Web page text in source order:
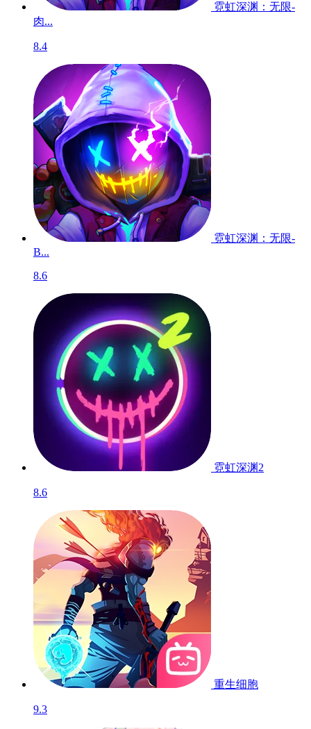
霓虹深渊：无限-
肉...
8.4
霓虹深渊：无限-
B...
8.6
霓虹深渊2
8.6
重生细胞
9.3